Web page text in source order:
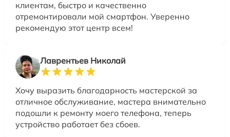
клиентам, быстро и качественно
отремонтировали мой смартфон. Уверенно
рекомендую этот центр всем!
Лаврентьев Николай
Хочу выразить благодарность мастерской за
отличное обслуживание, мастера внимательно
подошли к ремонту моего телефона, теперь
устройство работает без сбоев.